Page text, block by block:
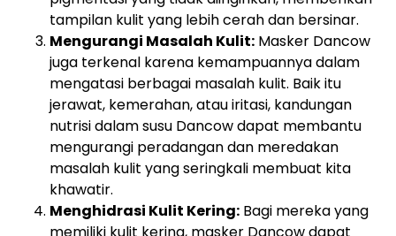
tampilan kulit yang lebih cerah dan bersinar.
Mengurangi Masalah Kulit: Masker Dancow
juga terkenal karena kemampuannya dalam
mengatasi berbagai masalah kulit. Baik itu
jerawat, kemerahan, atau iritasi, kandungan
nutrisi dalam susu Dancow dapat membantu
mengurangi peradangan dan meredakan
masalah kulit yang seringkali membuat kita
khawatir.
Menghidrasi Kulit Kering: Bagi mereka yang
memiliki kulit kering, masker Dancow dapat